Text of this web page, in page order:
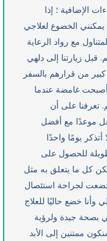
الإضافية ؛ إذا
يمكنني الخضوع لعلاجي
مع رواد الرعاية
قبل زيارتنا إلى دلهي
من قرارهم بالسفر
أصبحت غامضة عندما
تعرفنا على أن
موعدًا مع أفضل
يومًا واحدًا
للحصول على
كل ما يتعلق به مثل
خضعت لجراحة استئصال
وأنا خضع حاليًا للعلاج
بصحة جيدة ولرؤية
ممتنين إلى الأبد